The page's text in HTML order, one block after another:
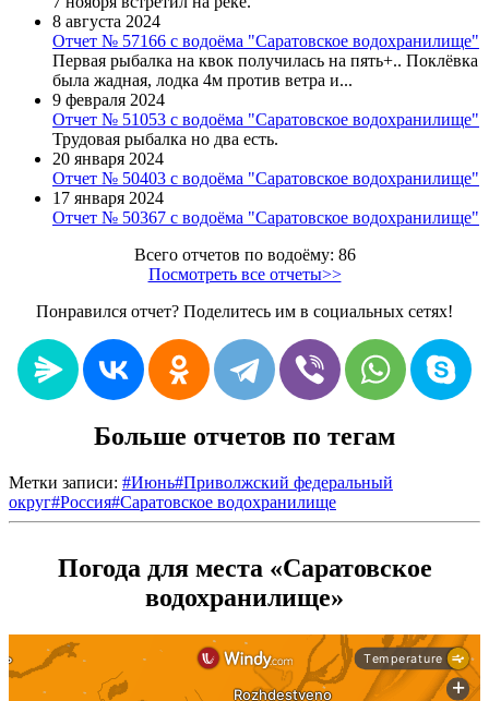
8 августа 2024
Отчет № 57166 с водоёма "Саратовское водохранилище"
Первая рыбалка на квок получилась на пять+.. Поклёвка
была жадная, лодка 4м против ветра и...
9 февраля 2024
Отчет № 51053 с водоёма "Саратовское водохранилище"
Трудовая рыбалка но два есть.
20 января 2024
Отчет № 50403 с водоёма "Саратовское водохранилище"
17 января 2024
Отчет № 50367 с водоёма "Саратовское водохранилище"
Всего отчетов по водоёму: 86
Посмотреть все отчеты>>
Понравился отчет? Поделитесь им в социальных сетях!
Больше отчетов по тегам
Метки записи: #Июнь#Приволжский федеральный
округ#Россия#Саратовское водохранилище
Погода для места «Саратовское
водохранилище»